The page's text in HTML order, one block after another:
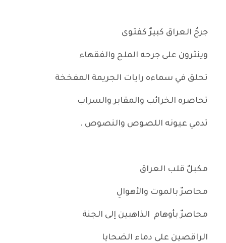
جرحُ العراق كبيرٌ كفتوى
وينثرون على جرحه الملح والفقهاء
تحلق في سماءه رايات الجريمة المفخخة
تحاصره الخرائب والمقابر والسراب
تدمي عيونه اللصوص والنصوص .
مكبلٌ قلب العراق
محاصرٌ بالموت والأهوالِ
محاصرٌ بأوهام الذاهبين إلى الجنة
الراقصين على دماء الضحايا